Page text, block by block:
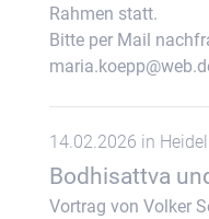
Rahmen statt.
Bitte per Mail
14.02.2026 in
Bodhisattva
Vortrag von Volker